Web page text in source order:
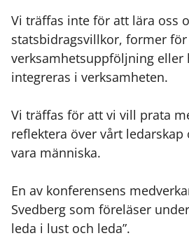
Vi träffas inte för att lära oss
statsbidragsvillkor, former för
verksamhetsuppföljning eller
integreras i verksamheten.
Vi träffas för att vi vill prata
reflektera över vårt ledarskap
vara människa.
En av konferensens
Svedberg som föreläser
leda i lust och leda”.